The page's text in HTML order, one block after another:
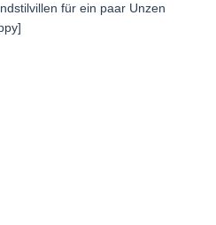
für ein paar Unzen